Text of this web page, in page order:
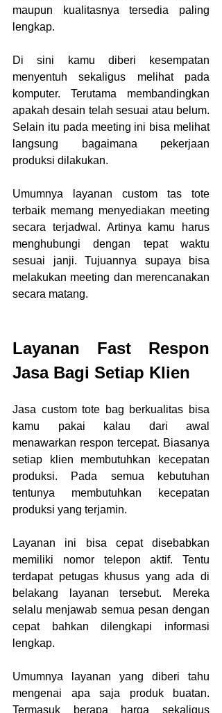
maupun kualitasnya tersedia paling
lengkap.
Di sini kamu diberi kesempatan
menyentuh sekaligus melihat pada
komputer. Terutama membandingkan
apakah desain telah sesuai atau belum.
Selain itu pada meeting ini bisa melihat
langsung bagaimana pekerjaan
produksi dilakukan.
Umumnya layanan custom tas tote
terbaik memang menyediakan meeting
secara terjadwal. Artinya kamu harus
menghubungi dengan tepat waktu
sesuai janji. Tujuannya supaya bisa
melakukan meeting dan merencanakan
secara matang.
Layanan Fast Respon
Jasa Bagi Setiap Klien
Jasa custom tote bag berkualitas bisa
kamu pakai kalau dari awal
menawarkan respon tercepat. Biasanya
setiap klien membutuhkan kecepatan
produksi. Pada semua kebutuhan
tentunya membutuhkan kecepatan
produksi yang terjamin.
Layanan ini bisa cepat disebabkan
memiliki nomor telepon aktif. Tentu
terdapat petugas khusus yang ada di
belakang layanan tersebut. Mereka
selalu menjawab semua pesan dengan
cepat bahkan dilengkapi informasi
lengkap.
Umumnya layanan yang diberi tahu
mengenai apa saja produk buatan.
Termasuk berapa harga sekaligus